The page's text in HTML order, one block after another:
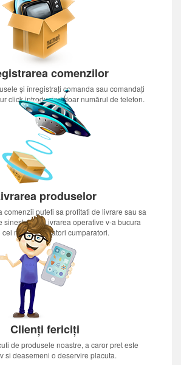
comenzilor
și înregistrați comanda sau comandați
click introducînd doar numărul de telefon.
produselor
comenzii puteti sa profitati de livrare sau sa
sinestatator.Livrarea operative v-a bucura
cei mai nerabdatori cumparatori.
Clienți fericiți
de produsele noastre, a caror pret este
si deasemeni o deservire placuta.